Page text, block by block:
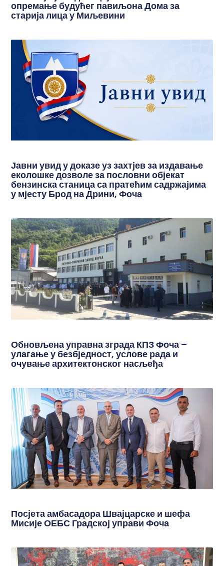
опремање будућег павиљона Дома за
старија лица у Миљевини
Јавни увид у доказе уз захтјев за издавање
еколошке дозволе за пословни објекат
бензинска станица са пратећим садржајима
у мјесту Брод на Дрини, Фоча
Обновљена управна зграда КПЗ Фоча –
улагање у безбједност, услове рада и
очување архитектонског насљеђа
Посјета амбасадора Швајцарске и шефа
Мисије ОЕБС Градској управи Фоча